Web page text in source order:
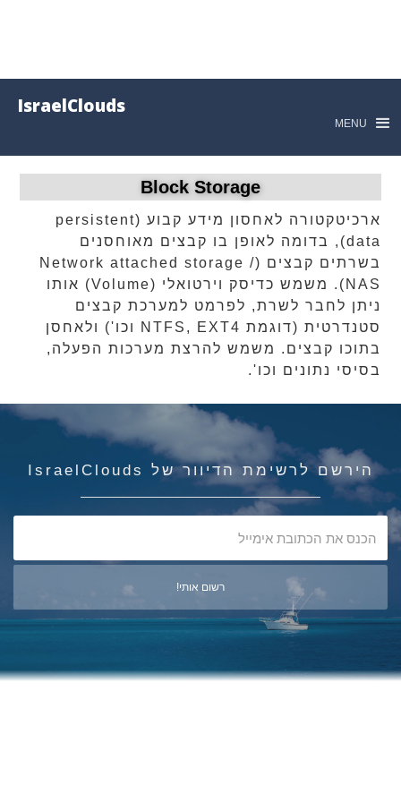
IsraelClouds
MENU
Block Storage
ארכיטקטורה לאחסון מידע קבוע (persistent
data), בדומה לאופן בו קבצים מאוחסנים
בשרתים קבצים (Network attached storage /
NAS). משמש כדיסק וירטואלי (Volume) אותו
ניתן לחבר לשרת, לפרמט למערכת קבצים
סטנדרטית (דוגמת NTFS, EXT4 וכו') ולאחסן
בתוכו קבצים. משמש להרצת מערכות הפעלה,
בסיסי נתונים וכו'.
הירשם לרשימת הדיוור של IsraelClouds